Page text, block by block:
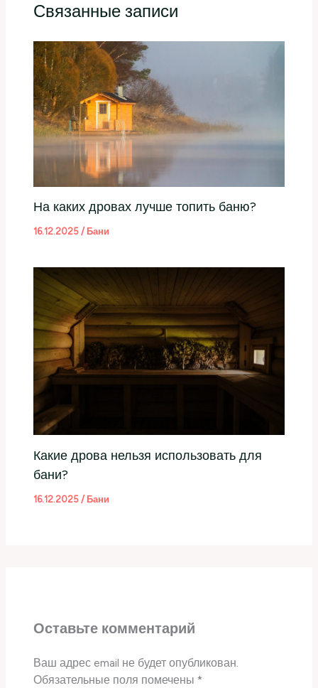
Связанные записи
На каких дровах лучше топить баню?
16.12.2025 / Бани
Какие дрова нельзя использовать для
бани?
16.12.2025 / Бани
Оставьте комментарий
Ваш адрес email не будет опубликован.
Обязательные поля помечены*